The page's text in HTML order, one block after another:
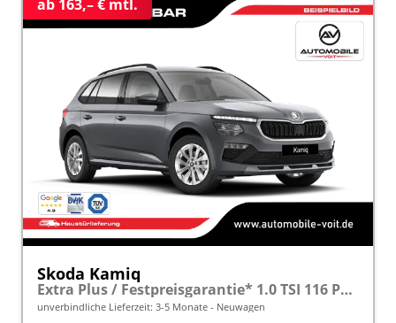
ab 163,– € mtl.
Skoda Kamiq
Extra Plus / Festpreisgarantie* 1.0 TSI 116 PS DSG frei konfigurierbar!
unverbindliche Lieferzeit: 3-5 Monate Neuwagen